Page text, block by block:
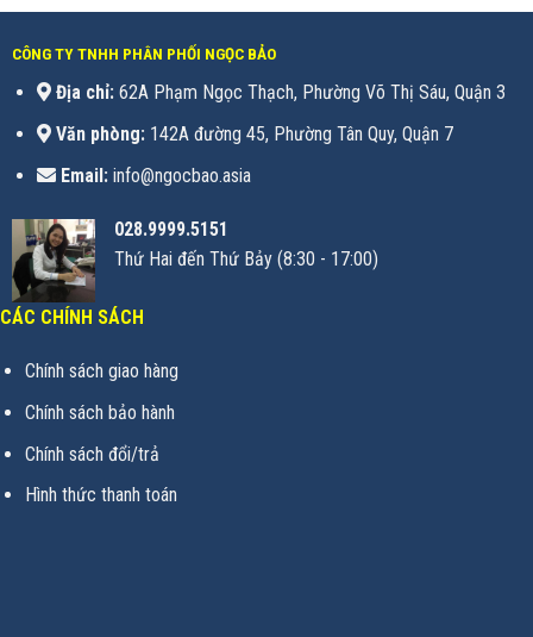
CÔNG TY TNHH PHÂN PHỐI NGỌC BẢO
Địa chỉ:62A Phạm Ngọc Thạch, Phường Võ Thị Sáu, Quận 3
Văn phòng:142A đường 45, Phường Tân Quy, Quận 7
Email:info@ngocbao.asia
028.9999.5151
Thứ Hai đến Thứ Bảy (8:30 - 17:00)
CÁC CHÍNH SÁCH
Chính sách giao hàng
Chính sách bảo hành
Chính sách đổi/trả
Hình thức thanh toán